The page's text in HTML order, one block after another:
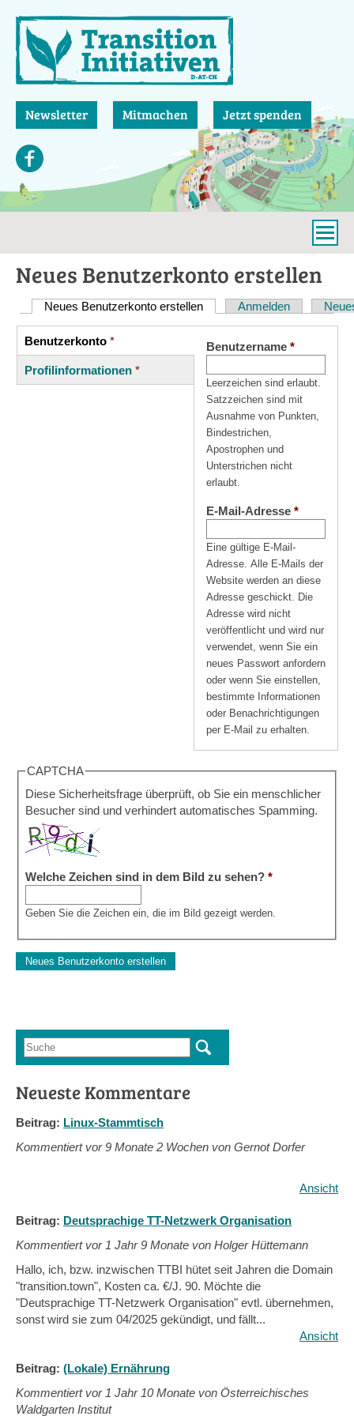
zum
Inhalt
Newsletter Mitmachen Jetzt spenden
Neues Benutzerkonto erstellen
Haupt-
Reiter
Neues Benutzerkonto erstellen (aktiver Reiter)
Anmelden
Vertikale
Reiter
Benutzerkonto *
(aktiver
Reiter)
Profilinformationen *
Benutzername *
Leerzeichen sind erlaubt.
Satzzeichen sind mit
Ausnahme von Punkten,
Bindestrichen,
Apostrophen und
Unterstrichen nicht
erlaubt.
E-Mail-Adresse *
Eine gültige E-Mail-
Adresse. Alle E-Mails der
Website werden an diese
Adresse geschickt. Die
Adresse wird nicht
veröffentlicht und wird nur
verwendet, wenn Sie ein
neues Passwort anfordern
oder wenn Sie einstellen,
bestimmte Informationen
oder Benachrichtigungen
per E-Mail zu erhalten.
CAPTCHA
Diese Sicherheitsfrage überprüft, ob Sie ein menschlicher
Besucher sind und verhindert automatisches Spamming.
Welche Zeichen sind in dem Bild zu sehen? *
Geben Sie die Zeichen ein, die im Bild gezeigt werden.
Suchformular
Suche
Neueste Kommentare
Beitrag: Linux-Stammtisch
Kommentiert vor9 Monate 2 Wochen von Gernot Dorfer
Ansicht
Beitrag: Deutsprachige TT-Netzwerk Organisation
Kommentiert vor 1 Jahr 9 Monate von Holger Hüttemann
Hallo, ich, bzw. inzwischen TTBI hütet seit Jahren die Domain
"transition.town", Kosten ca. €/J. 90. Möchte die
"Deutsprachige TT-Netzwerk Organisation" evtl. übernehmen,
sonst wird sie zum 04/2025 gekündigt, und fällt...
Ansicht
Beitrag: (Lokale) Ernährung
Kommentiert vor 1 Jahr 10 Monate von Österreichisches
Waldgarten Institut